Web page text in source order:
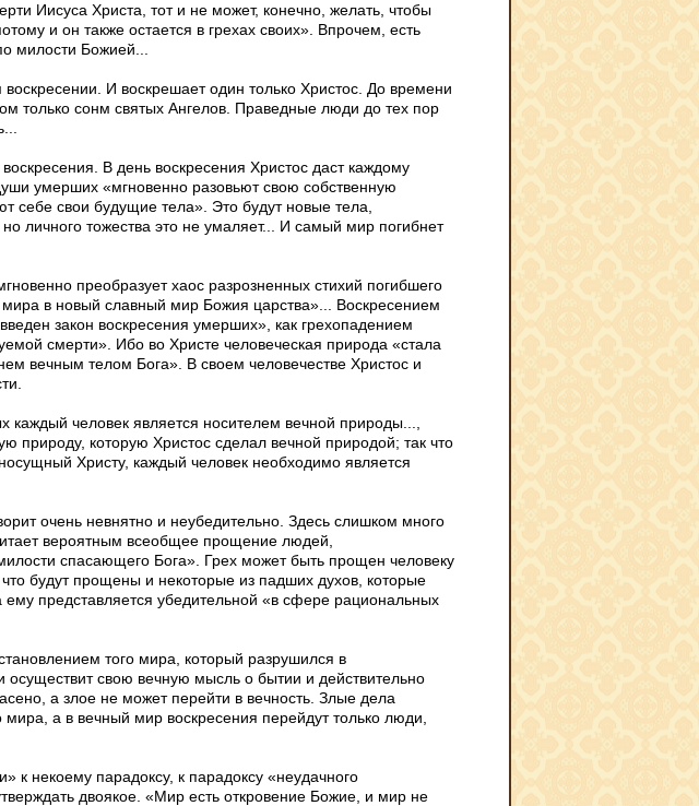
Иисуса Христа, тот и не может, конечно, желать, чтобы
и он также остается в грехах своих». Впрочем, есть
милости Божией...
И воскрешает один только Христос. До времени
только сонм святых Ангелов. Праведные люди до тех пор
В день воскресения Христос даст каждому
умерших «мгновенно разовьют свою собственную
себе свои будущие тела». Это будут новые тела,
личного тожества это не умаляет... И са­мый мир погибнет
преобразует хаос разрозненных стихий погибшего
в новый славный мир Божия царства»... Воскресением
закон воскресения умерших», как грехопадением
смер­ти». Ибо во Христе человеческая природа «стала
вечным телом Бога». В своем человечестве Христос и
каждый человек является носителем вечной природы...,
природу, которую Христос сделал вечной природой; так что
Христу, каждый человек необходимо является
очень не­внятно и неубедительно. Здесь слишком много
вероятным всеобщее прощение людей,
спасающего Бога». Грех может быть прощен человеку
будут прощены и некоторые из падших духов, которые
ему представляется убедительной «в сфере рациональных
того мира, который разрушился в
осуществит свою вечную мысль о бытии и действительно
а злое не может перейти в вечность. Злые дела
а в вечный мир воскресения перейдут только люди,
к некоему парадоксу, к парадоксу «неудачного
двоякое. «Мир есть откровение Божие, и мир не